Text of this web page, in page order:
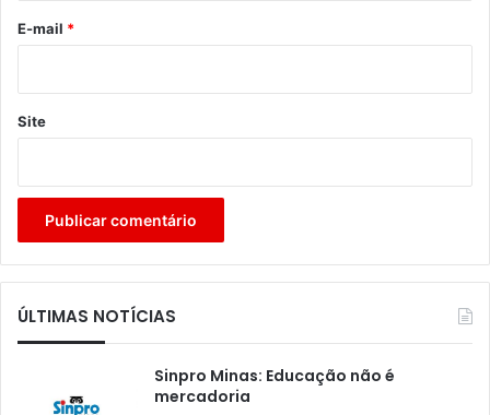
*
E-mail *
Site
ÚLTIMAS NOTÍCIAS
Sinpro Minas: Educação não é
mercadoria